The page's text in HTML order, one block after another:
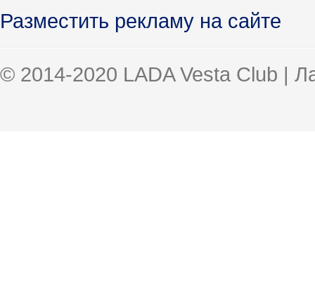
Разместить рекламу на сайте
© 2014-2020 LADA Vesta Club |